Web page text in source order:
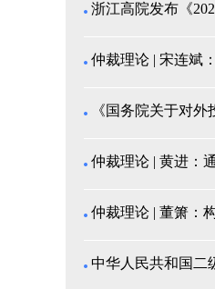
浙江高院发布《
仲裁理论 | 宋连斌